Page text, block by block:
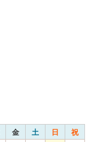
金 土 日 祝